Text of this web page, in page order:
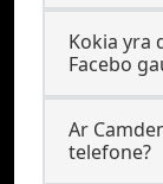
Kokia yra
Facebo
Ar
telefone?